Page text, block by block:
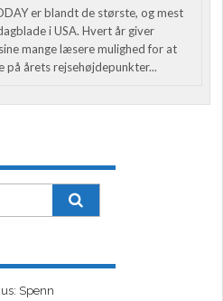
er blandt de største, og mest
i USA. Hvert år giver
mange læsere mulighed for at
på årets rejsehøjdepunkter...
Spenn